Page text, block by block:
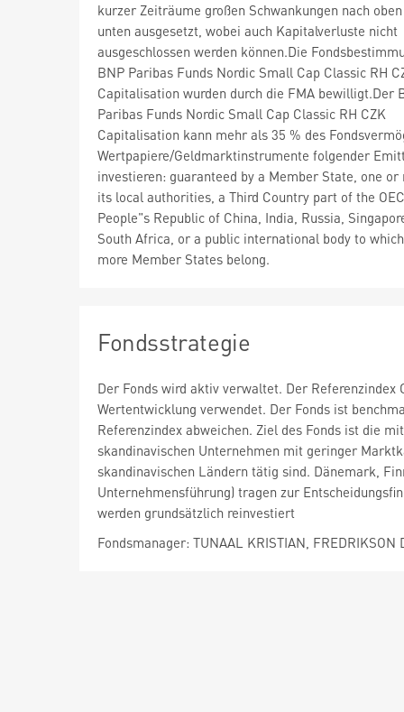
kurzer Zeiträume großen Schwankungen nach
unten ausgesetzt, wobei auch Kapitalverluste nicht
ausgeschlossen werden können.Die
BNP Paribas Funds Nordic Small Cap Classic RH
Capitalisation wurden durch die FMA bewilligt.Der
Paribas Funds Nordic Small Cap Classic RH CZK
Capitalisation kann mehr als 35 % des
Wertpapiere/Geldmarktinstrumente folgender
investieren: guaranteed by a Member State, one or
its local authorities, a Third Country part of the
People"s Republic of China, India, Russia,
South Africa, or a public international body to
more Member States belong.
Fondsstrategie
Der Fonds wird aktiv verwaltet. Der Referenzindex
Wertentwicklung verwendet. Der Fonds ist
Referenzindex abweichen. Ziel des Fonds ist die
skandinavischen Unternehmen mit geringer
skandinavischen Ländern tätig sind. Dänemark,
Unternehmensführung) tragen zur
werden grundsätzlich reinvestiert
Fondsmanager: TUNAAL KRISTIAN, FREDRIKSON